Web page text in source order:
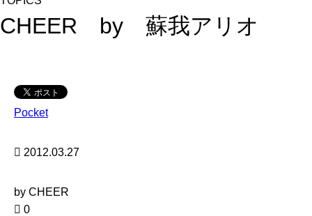
CHEER by 蘇我アリオ
Pocket
2012.03.27
by CHEER
0